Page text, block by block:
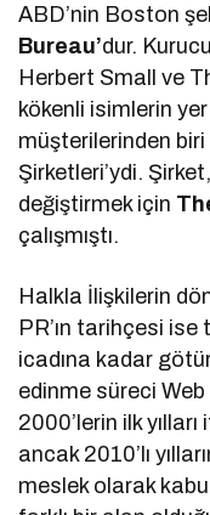
ABD’nin Boston
Bureau’dur.
Herbert Small ve
kökenli isimlerin yer
müşterilerinden
Şirketleri’ydi.
değiştirmek için
çalışmıştı.
Halkla İlişkilerin
PR’ın tarihçesi ise
icadına kadar
edinme süreci
2000’lerin ilk yılları
ancak 2010’lı
meslek olarak